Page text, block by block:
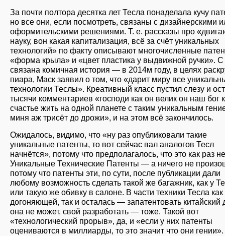
За почти полтора десятка лет Тесла понаделала кучу
но все они, если посмотреть, связаны с дизайнерскими
оформительскими решениями. Т. е. рассказы про
науку, вон какая капитализация, всё за счёт уникальных
технологий» по факту описывают многочисленные
«форма крыла» и «цвет пластика у выдвижной ручки». С
связана комичная история — в 2014м году, в целях
пиара, Маск заявил о том, что «дарит миру все
технологии Теслы». Креативный класс пустил слезу и
тысячи комментариев «господи как он велик он наш бог
счастье жить на одной планете с таким уникальным
миня аж трисёт до дрожи», и на этом всё закончилось.
Ожидалось, видимо, что «ну раз опубликовали такие
уникальные патенты, то вот сейчас вал аналогов Тесл
начнётся», потому что предполагалось, что это как раз
Уникальные Технические Патенты — а ничего не
потому что патенты эти, по сути, после публикации дали
любому возможность сделать такой же багажник, как у
или такую же обивку в салоне. В части техники Тесла
догоняющей, так и осталась — запатентовать китайский
она не может, свой разработать — тоже. Такой вот
«технологический прорыв», да, и «если у них патенты
оцениваются в миллиарды, то это значит что они гении».